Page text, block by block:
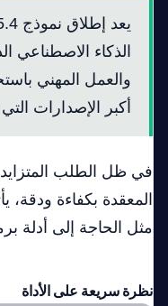
الذكاء الاصطناعي
والعمل المهني
أكبر الإصدارات
في ظل الطلب المتزايد
مثل الحاجة إلى أدلة
نظرة سريعة على الأداة